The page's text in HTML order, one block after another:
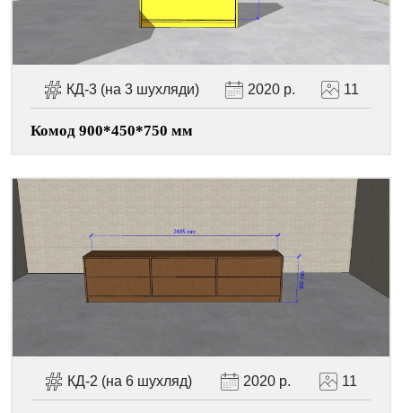
КД-3 (на 3 шухляди) 2020 р. 11
Комод 900*450*750 мм
КД-2 (на 6 шухляд) 2020 р. 11